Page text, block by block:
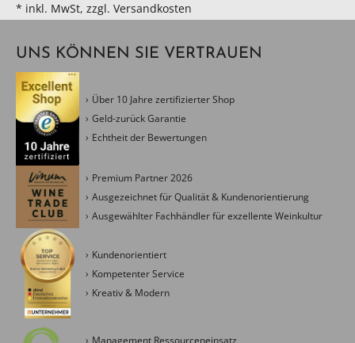
* inkl. MwSt, zzgl. Versandkosten
UNS KÖNNEN SIE VERTRAUEN
Über 10 Jahre zertifizierter Shop
Geld-zurück Garantie
Echtheit der Bewertungen
Premium Partner 2026
Ausgezeichnet für Qualität & Kundenorientierung
Ausgewählter Fachhändler für exzellente Weinkultur
Kundenorientiert
Kompetenter Service
Kreativ & Modern
Management Ressourceneinsatz